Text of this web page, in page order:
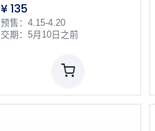
¥135
预售：4.15-4.20
交期：5月10日之前